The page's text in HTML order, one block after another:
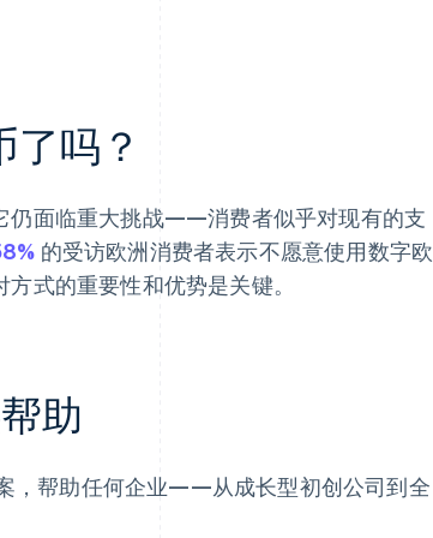
吗？
仍面临重大挑战——消费者似乎对现有的支
的受访欧洲消费者表示不愿意使用数字欧
式的重要性和优势是关键。
助
，帮助任何企业——从成长型初创公司到全